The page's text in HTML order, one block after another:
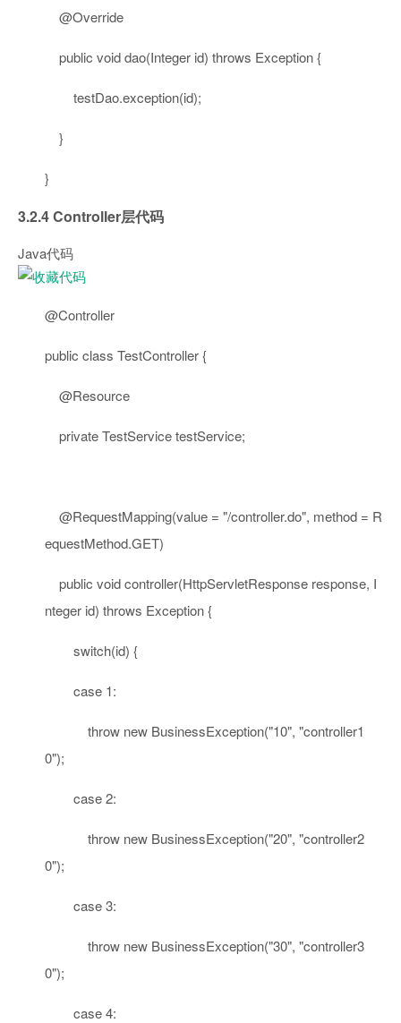
@Override
public voiddao(Integer id) throws Exception {
testDao.exception(id);
}
}
3.2.4 Controller层代码
Java代码
@Controller
public class TestController {
@Resource
privateTestService testService;
@RequestMapping(value = "/controller.do", method = R
equestMethod.GET)
public voidcontroller(HttpServletResponse response, I
nteger id) throws Exception {
switch(id) {
case 1:
throw new BusinessException("10", "controller1
0");
case2:
throw new BusinessException("20", "controller2
0");
case3:
throw new BusinessException("30", "controller3
0");
case4: